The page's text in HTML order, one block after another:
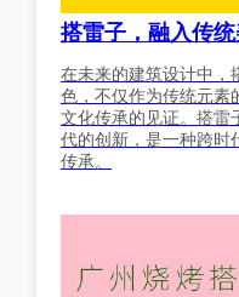
搭雷子，融入传
在未来的建筑设计中，
色，不仅作为传统元素
文化传承的见证。搭雷
代的创新，是一种跨时
传承。